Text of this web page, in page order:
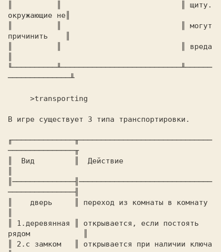
║          ║                           ║ щиту.
окружающие не║
║          ║                           ║ могут
причинить    ║
║          ║                           ║ вреда
╙──────────╨───────────────────────────╨──────
──────────────╨
B игре существует 3 типа транспортировки.
╓──────────────╥──────────────────────────────
───────────────╥
║  Вид         ║  Действие
║──────────────╢──────────────────────────────
───────────────╢
║    дверь     ║ переход из комнаты в комнату
║ 1.деревянная ║ открывается, если постоять
рядом            ║
║ 2.с замком   ║ открывается при наличии ключа